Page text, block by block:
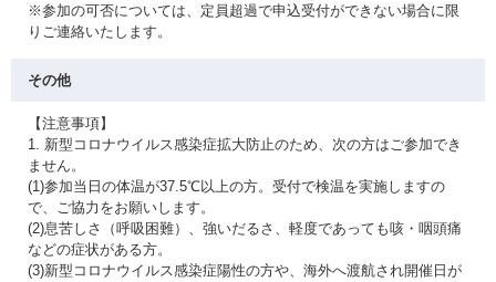
※参加の可否については、定員超過で申込受付ができない場合に限
りご連絡いたします。
その他
【注意事項】
1. 新型コロナウイルス感染症拡大防止のため、次の方はご参加でき
ません。
(1)参加当日の体温が37.5℃以上の方。受付で検温を実施しますの
で、ご協力をお願いします。
(2)息苦しさ（呼吸困難）、強いだるさ、軽度であっても咳・咽頭痛
などの症状がある方。
(3)新型コロナウイルス感染症陽性の方や、海外へ渡航され開催日が